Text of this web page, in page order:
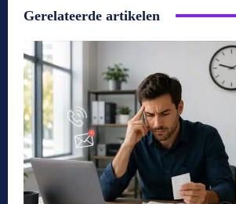
Gerelateerde artikelen